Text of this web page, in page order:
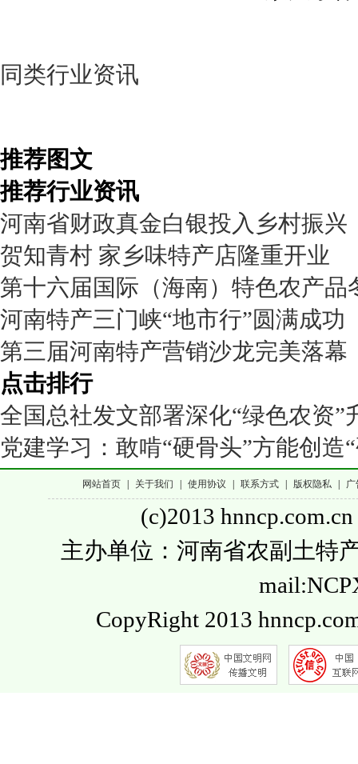
同类行业资讯
推荐图文
推荐行业资讯
河南省财政真金白银投入乡村振兴
贺知青村 家乡味特产店隆重开业
第十六届国际（海南）特色农产
河南特产三门峡“地市行”圆满成功
第三届河南特产营销沙龙完美落幕
点击排行
全国总社发文部署深化“绿色农资”
党建学习：敢啃“硬骨头”方能创造
网站首页 关于我们 使用协议 联系方式 版权隐私 广
(c)2013
主办单位：河南省农副土特
CopyRight 2013